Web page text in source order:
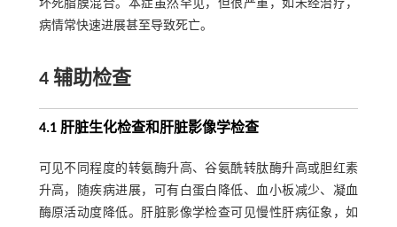
坏死脂膜混合。本症虽然罕见，但很严重，如未经治疗，
病情常快速进展甚至导致死亡。
4 辅助检查
4.1 肝脏生化检查和肝脏影像学检查
可见不同程度的转氨酶升高、谷氨酰转肽酶升高或胆红素
升高，随疾病进展，可有白蛋白降低、血小板减少、凝血
酶原活动度降低。肝脏影像学检查可见慢性肝病征象，如